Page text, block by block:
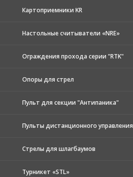
Картоприемники KR
Настольные считыватели «NRE»
Ограждения прохода серии "RTK"
Опоры для стрел
Пульт для секции "Антипаника"
Пульты дистанционного управления
Стрелы для шлагбаумов
Турникет «STL»